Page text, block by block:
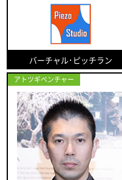
バーチャル･ピッチラン
アトツギベンチャー